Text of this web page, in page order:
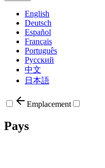
English
Deutsch
Español
Français
Português
Русский
中文
日本語
Emplacement
Pays